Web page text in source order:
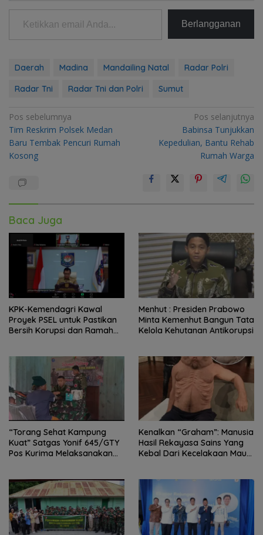
Ketikkan email Anda...
Berlangganan
Daerah Madina Mandailing Natal
Radar Polri
Radar Tni
Radar Tni dan Polri Sumut
Navigasi
pos
Pos sebelumnya
Tim Reskrim Polsek Medan
Baru Tembak Pencuri Rumah
Kosong
Pos selanjutnya
Babinsa Tunjukkan
Kepedulian, Bantu Rehab
Rumah Warga
Baca Juga
KPK-Kemendagri Kawal
Proyek PSEL untuk Pastikan
Bersih Korupsi dan Ramah
Menhut : Presiden Prabowo
Minta Kemenhut Bangun Tata
Kelola Kehutanan Antikorupsi
“Torang Sehat Kampung
Kuat” Satgas Yonif 645/GTY
Pos Kurima Melaksanakan
Kenalkan “Graham”: Manusia
Hasil Rekayasa Sains Yang
Kebal Dari Kecelakaan Maut